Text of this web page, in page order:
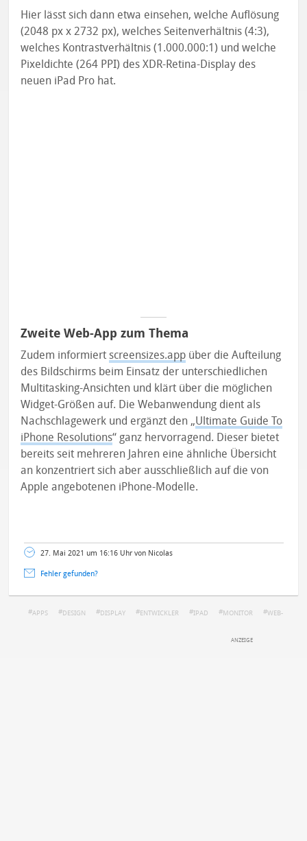
Hier lässt sich dann etwa einsehen, welche Auflösung
(2048 px x 2732 px), welches Seitenverhältnis (4:3),
welches Kontrastverhältnis (1.000.000:1) und welche
Pixeldichte (264 PPI) des XDR-Retina-Display des
neuen iPad Pro hat.
Zweite Web-App zum Thema
Zudem informiertscreensizes.app über die Aufteilung
des Bildschirms beim Einsatz der unterschiedlichen
Multitasking-Ansichten und klärt über die möglichen
Widget-Größen auf. Die Webanwendung dient als
Nachschlagewerk und ergänzt den „Ultimate Guide To
iPhone Resolutions“ ganz hervorragend. Dieser bietet
bereits seit mehreren Jahren eine ähnliche Übersicht
an konzentriert sich aber ausschließlich auf die von
Apple angebotenen iPhone-Modelle.
27. Mai 2021 um 16:16 Uhr von Nicolas
Fehler gefunden?
APPS DESIGN DISPLAY ENTWICKLER IPAD MONITOR WEB-